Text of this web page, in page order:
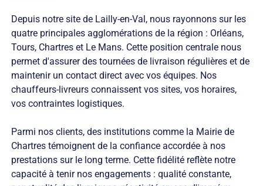
Depuis notre site de Lailly-en-Val, nous rayonnons sur les
quatre principales agglomérations de la région : Orléans,
Tours, Chartres et Le Mans. Cette position centrale nous
permet d'assurer des tournées de livraison régulières et de
maintenir un contact direct avec vos équipes. Nos
chauffeurs-livreurs connaissent vos sites, vos horaires,
vos contraintes logistiques.
Parmi nos clients, des institutions comme la Mairie de
Chartres témoignent de la confiance accordée à nos
prestations sur le long terme. Cette fidélité reflète notre
capacité à tenir nos engagements : qualité constante,